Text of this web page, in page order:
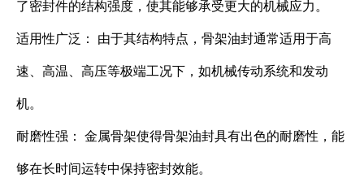
了密封件的结构强度，使其能够承受更大的机械应力。
适用性广泛： 由于其结构特点，骨架油封通常适用于高
速、高温、高压等极端工况下，如机械传动系统和发动
机。
耐磨性强： 金属骨架使得骨架油封具有出色的耐磨性，能
够在长时间运转中保持密封效能。